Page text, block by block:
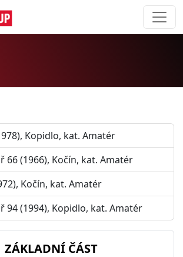
Kopidlo, kat. Amatér
66 (1966), Kočín, kat. Amatér
Kočín, kat. Amatér
94 (1994), Kopidlo, kat. Amatér
ZÁKLADNÍ ČÁST